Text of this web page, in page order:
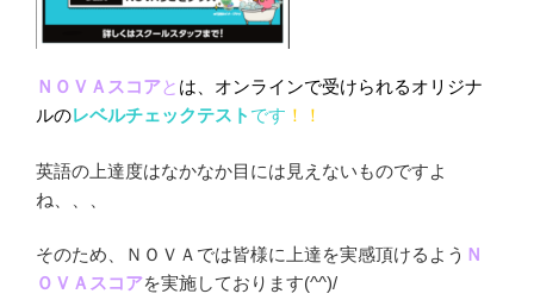
ＮＯＶＡスコアと は、オンラインで受けられるオリジナ
ルのレベルチェックテスト です ！！
英語の上達度はなかなか目には見えないものですよ
ね、、、
そのため、ＮＯＶＡでは皆様に上達を実感頂けるよう Ｎ
ＯＶＡスコアを実施しております(^^)/